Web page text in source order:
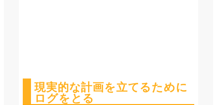
現実的な計画を立てるために
ログをとる